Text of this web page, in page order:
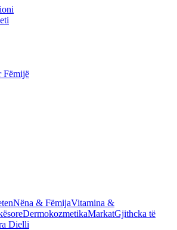
Fëmijë
Nëna & FëmijaVitamina &
DermokozmetikaMarkatGjithcka të
Dielli